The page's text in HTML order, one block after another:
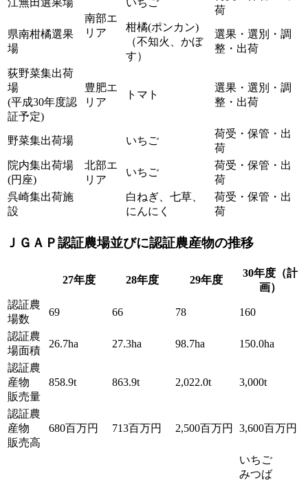
南部エ
リア
荷
県南柑橘選果
場
柑橘(ポンカン)
（不知火、かぼ
す）
選果・選別・調
整・出荷
荻野菜集出荷
場
(平成30年度認
証予定)
豊肥エ
リア
トマト
選果・選別・調
整・出荷
野菜集出荷場
北部エ
リア
いちご
荷受・保管・出
荷
院内集出荷場
(円座)
いちご
荷受・保管・出
荷
呉崎集出荷施
設
白ねぎ、七草、
にんにく
荷受・保管・出
荷
ＪＧＡＰ認証農場並びに認証農産物の推移
27年度 28年度 29年度
30年度（計
画）
認証農
場数
69 66 78 160
認証農
場面積
26.7ha 27.3ha 98.7ha 150.0ha
認証農
産物
販売量
858.9t 863.9t 2,022.0t 3,000t
認証農
産物
販売高
680百万円 713百万円 2,500百万円 3,600百万円
いちご
みつば